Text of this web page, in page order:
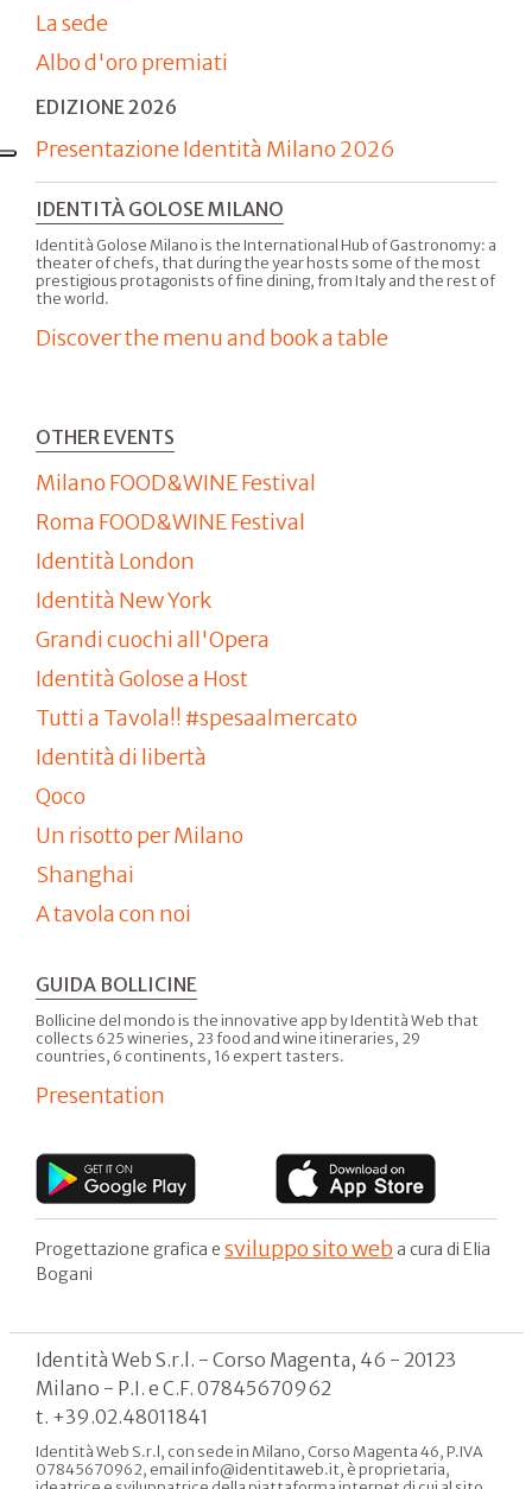
La sede
Albo d'oro premiati
EDIZIONE 2026
Presentazione Identità Milano 2026
IDENTITÀ GOLOSE MILANO
Identità Golose Milano is the International Hub of Gastronomy: a
theater of chefs, that during the year hosts some of the most
prestigious protagonists of fine dining, from Italy and the rest of
the world.
Discover the menu and book a table
OTHER EVENTS
Milano FOOD&WINE Festival
Roma FOOD&WINE Festival
Identità London
Identità New York
Grandi cuochi all'Opera
Identità Golose a Host
Tutti a Tavola!! #spesaalmercato
Identità di libertà
Qoco
Un risotto per Milano
Shanghai
A tavola con noi
GUIDA BOLLICINE
Bollicine del mondo is the innovative app by Identità Web that
collects 625 wineries, 23 food and wine itineraries, 29
countries, 6 continents, 16 expert tasters.
Presentation
Progettazione grafica e sviluppo sito web a cura di Elia
Bogani
Identità Web S.r.l. - Corso Magenta, 46 - 20123
Milano - P.I. e C.F. 07845670962
t. +39.02.48011841
Identità Web S.r.l, con sede in Milano, Corso Magenta 46, P.IVA
07845670962, email info@identitaweb.it, è proprietaria,